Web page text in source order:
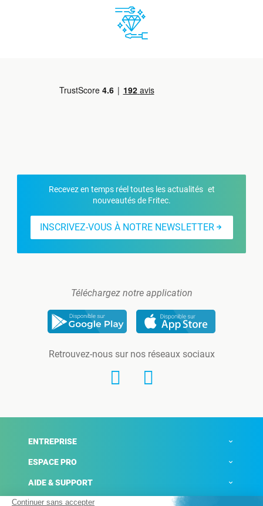
Recevez en temps réel toutes les actualités et
nouveautés de Fritec.
INSCRIVEZ-VOUS À NOTRE NEWSLETTER
Téléchargez notre application
Retrouvez-nous sur nos réseaux sociaux
ENTREPRISE
ESPACE PRO
AIDE & SUPPORT
ACTUALITÉS